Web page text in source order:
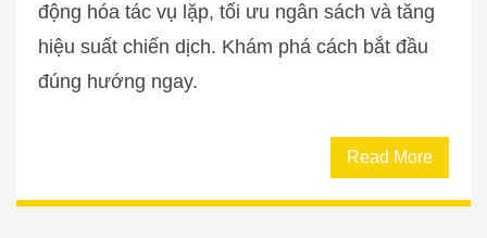
động hóa tác vụ lặp, tối ưu ngân sách và tăng
hiệu suất chiến dịch. Khám phá cách bắt đầu
đúng hướng ngay.
Read More